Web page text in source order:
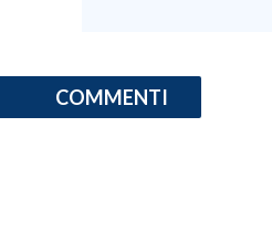
COMMENTI